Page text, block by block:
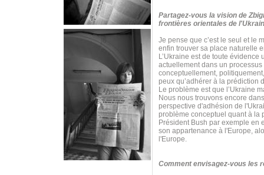
Partagez-vous la vision de
frontières orientales de
Je pense que c’est le seul et le
enfin trouver sa place naturelle
L’Ukraine est de toute
actuellement dans un
conceptuellement,
peux qu’adhérer à la prédiction
Le problème est que l’Ukraine
Nous nous trouvons encore
perspective d'adhésion de
problème conceptuel quant à la
Président Bush par exemple
son appartenance à l'Europe,
l'Europe.
Comment envisagez-vous les